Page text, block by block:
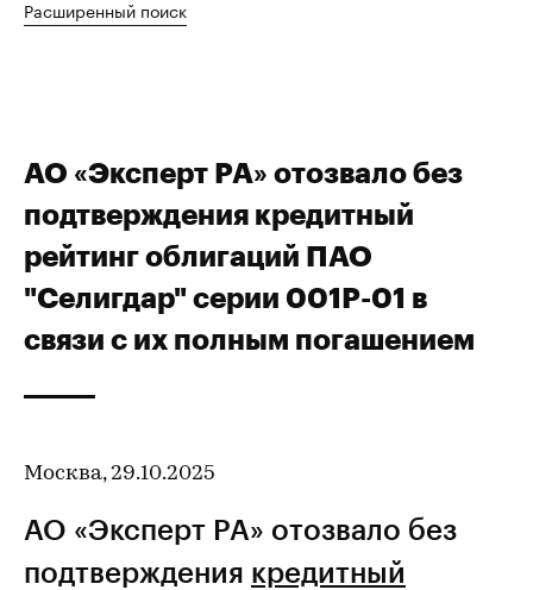
Расширенный поиск
АО «Эксперт РА» отозвало без
подтверждения кредитный
рейтинг облигаций ПАО
"Селигдар" серии 001Р-01 в
связи с их полным погашением
Москва, 29.10.2025
АО «Эксперт РА» отозвало без
подтверждения кредитный